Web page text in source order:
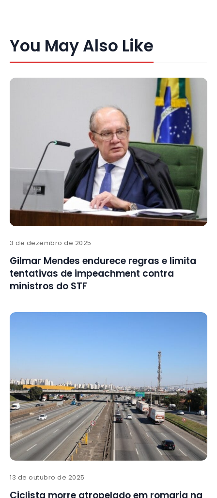
You May Also Like
3 de dezembro de 2025
Gilmar Mendes endurece regras e limita
tentativas de impeachment contra
ministros do STF
13 de outubro de 2025